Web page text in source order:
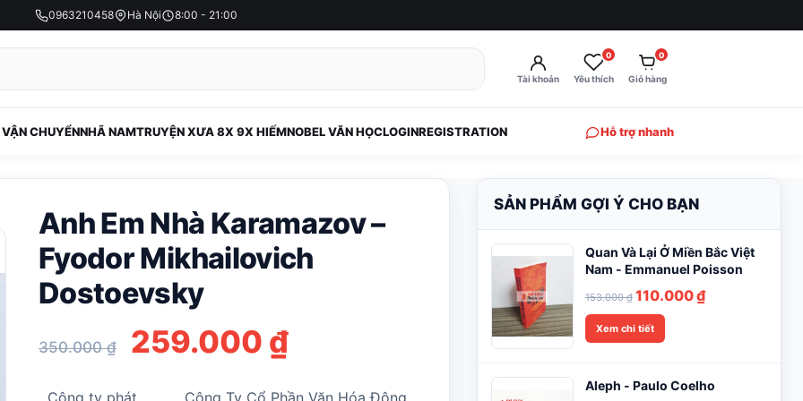
0963210458 Hà Nội 8:00 - 21:00
Tài khoản Yêu thích
0
Giỏ hàng
0
CHUYỂNNHÃ NAMTRUYỆN XƯA 8X 9X HIẾMNOBEL VĂN HỌCLOGINREGISTRATION Hỗ trợ nhanh
Anh Em Nhà Karamazov –
Fyodor Mikhailovich
Dostoevsky
350.000₫
Giá
259.000 ₫Giá
SẢN PHẨM GỢI Ý CHO BẠN
Quan Và Lại Ở Miền Bắc Việt
Nam - Emmanuel Poisson
153.000₫ Giá
gốc
là:
110.000₫Giá
110.000 ₫.
Xem chi tiết
Aleph - Paulo Coelho